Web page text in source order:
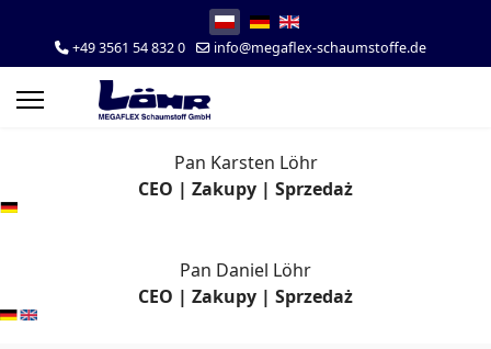
Wybierz swój język
+49 3561 54 832 0 info@megaflex-schaumstoffe.de
Pan Karsten Löhr
CEO | Zakupy | Sprzedaż
Pan Daniel Löhr
CEO | Zakupy | Sprzedaż